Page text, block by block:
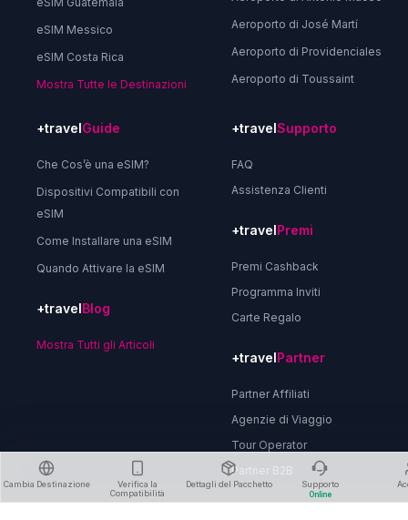
eSIM Messico
eSIM Costa Rica
Mostra Tutte le Destinazioni
Aeroporto di José Martí
Aeroporto di Providenciales
Aeroporto di Toussaint
+travelGuide
Che Cos’è una eSIM?
Dispositivi Compatibili con
eSIM
Come Installare una eSIM
Quando Attivare la eSIM
+travelBlog
Mostra Tutti gli Articoli
+travelSupporto
FAQ
Assistenza Clienti
+travelPremi
Premi Cashback
Programma Inviti
Carte Regalo
+travelPartner
Partner Affiliati
Agenzie di Viaggio
Tour Operator
Partner B2B
Cambia Destinazione
Verifica la
Compatibilità
Dettagli del Pacchetto Supporto
Online